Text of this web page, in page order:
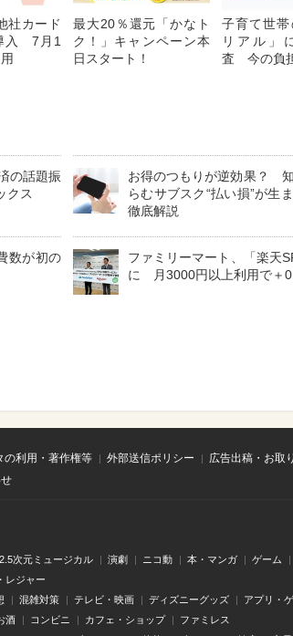
社カード
入 7月1
最大20％還元「かなト
ク！」キャンペーン本
日スタート！
子育て世
リアル」
査 今の負
の話題振
クス
お得のつもりが逆効果？
らむサブスク“払い損”が生
徹底解説
数が初の
ファミリーマート、「楽天
に 月3000円以上利用で＋
の利用・著作権等 外部送信ポリシー
広告出稿・お取
2.5次元ミュージカル 演劇 ニコ動 本・マンガ ゲーム
レジャー
混雑対策 テレビ・映画 ディズニーグッズ アプリ・
酒 コンビニ カフェ・ショップ ファミレス